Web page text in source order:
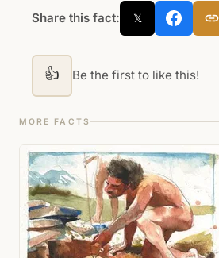
Share this fact: 𝕏
👍 Be the first to like this!
MORE FACTS